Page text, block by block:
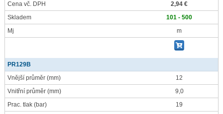
Cena vč. DPH
2,94 €
Skladem
101 - 500
Mj
m
PR129B
Vnější průměr (mm)
12
Vnitřní průměr (mm)
9,0
Prac. tlak (bar)
19